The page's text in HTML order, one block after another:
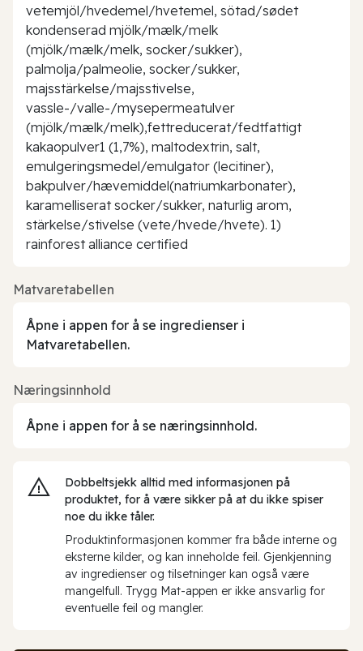
vetemjöl/hvedemel/hvetemel, sötad/sødet
kondenserad mjölk/mælk/melk
(mjölk/mælk/melk, socker/sukker),
palmolja/palmeolie, socker/sukker,
majsstärkelse/majsstivelse,
vassle-/valle-/mysepermeatulver
(mjölk/mælk/melk),fettreducerat/fedtfattigt
kakaopulver1 (1,7%), maltodextrin, salt,
emulgeringsmedel/emulgator (lecitiner),
bakpulver/hævemiddel(natriumkarbonater),
karamelliserat socker/sukker, naturlig arom,
stärkelse/stivelse (vete/hvede/hvete). 1)
rainforest alliance certified
Matvaretabellen
Åpne i appen for å se ingredienser i
Matvaretabellen.
Næringsinnhold
Åpne i appen for å se næringsinnhold.
Dobbeltsjekk alltid med informasjonen på
produktet, for å være sikker på at du ikke spiser
noe du ikke tåler.
Produktinformasjonen kommer fra både interne og
eksterne kilder, og kan inneholde feil. Gjenkjenning
av ingredienser og tilsetninger kan også være
mangelfull. Trygg Mat-appen er ikke ansvarlig for
eventuelle feil og mangler.